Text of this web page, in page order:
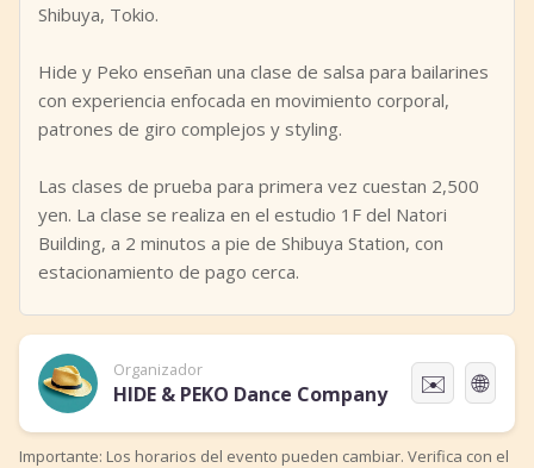
Shibuya, Tokio.
Hide y Peko enseñan una clase de salsa para bailarines
con experiencia enfocada en movimiento corporal,
patrones de giro complejos y styling.
Las clases de prueba para primera vez cuestan 2,500
yen. La clase se realiza en el estudio 1F del Natori
Building, a 2 minutos a pie de Shibuya Station, con
estacionamiento de pago cerca.
Organizador
HIDE & PEKO Dance Company ✉️ 🌐
Importante: Los horarios del evento pueden cambiar. Verifica con el